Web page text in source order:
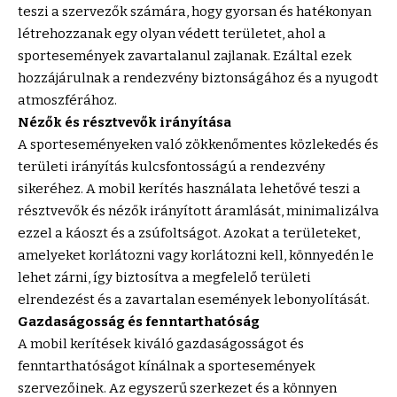
teszi a szervezők számára, hogy gyorsan és hatékonyan
létrehozzanak egy olyan védett területet, ahol a
sportesemények zavartalanul zajlanak. Ezáltal ezek
hozzájárulnak a rendezvény biztonságához és a nyugodt
atmoszférához.
Nézők és résztvevők irányítása
A sporteseményeken való zökkenőmentes közlekedés és
területi irányítás kulcsfontosságú a rendezvény
sikeréhez. A mobil kerítés használata lehetővé teszi a
résztvevők és nézők irányított áramlását, minimalizálva
ezzel a káoszt és a zsúfoltságot. Azokat a területeket,
amelyeket korlátozni vagy korlátozni kell, könnyedén le
lehet zárni, így biztosítva a megfelelő területi
elrendezést és a zavartalan események lebonyolítását.
Gazdaságosság és fenntarthatóság
A mobil kerítések kiváló gazdaságosságot és
fenntarthatóságot kínálnak a sportesemények
szervezőinek. Az egyszerű szerkezet és a könnyen